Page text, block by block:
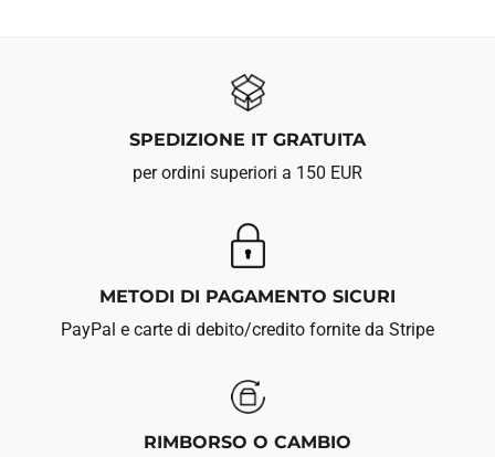
SPEDIZIONE IT GRATUITA
per ordini superiori a 150 EUR
METODI DI PAGAMENTO SICURI
PayPal e carte di debito/credito fornite da Stripe
RIMBORSO O CAMBIO